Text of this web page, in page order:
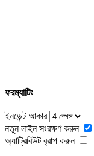
ফরম্যাটিং
ইনডেন্ট আকার
নতুন লাইন সংরক্ষণ করুন
অ্যাট্রিবিউট র‍্রাপ করুন